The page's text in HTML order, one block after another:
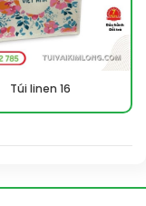
Túi linen 16